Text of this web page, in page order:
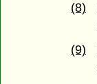
(8)
(9)